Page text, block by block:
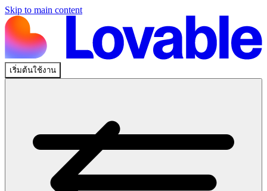
Skip to main content
เริ่มต้นใช้งาน